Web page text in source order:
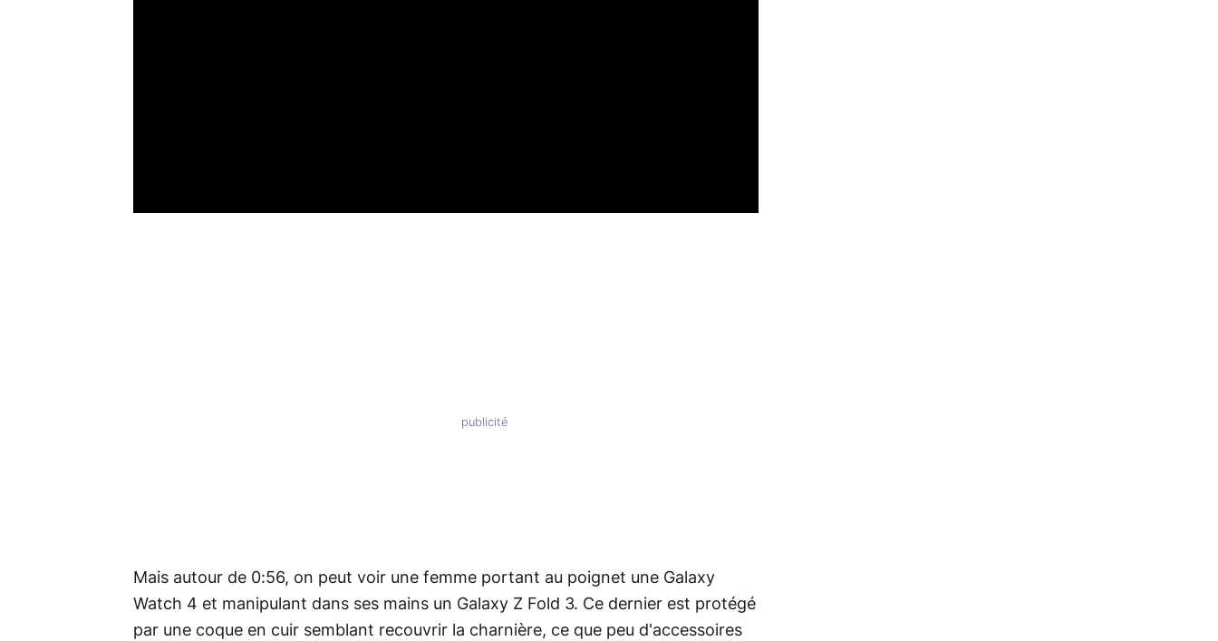
Mais autour de 0:56, on peut voir une femme portant au poignet une Galaxy
Watch 4 et manipulant dans ses mains un Galaxy Z Fold 3. Ce dernier est protégé
par une coque en cuir semblant recouvrir la charnière, ce que peu d'accessoires